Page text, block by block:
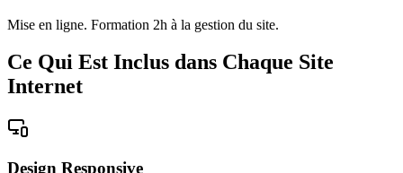
Mise en ligne. Formation 2h à la gestion du site.
Ce Qui Est Inclus dans Chaque Site
Internet
Design Responsive